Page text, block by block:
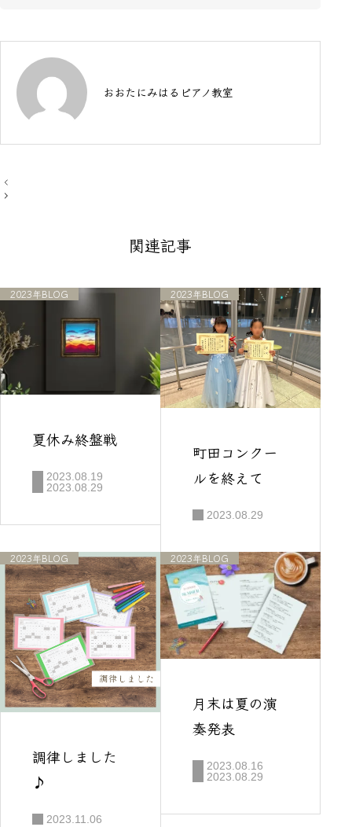
おおたにみはるピアノ教室
投
稿
関連記事
2023年BLOG
夏休み終盤戦
2023.08.19
2023.08.29
2023年BLOG
町田コンクー
ルを終えて
2023.08.29
2023年BLOG
調律しました
♪
2023.11.06
2023年BLOG
月末は夏の演
奏発表
2023.08.16
2023.08.29